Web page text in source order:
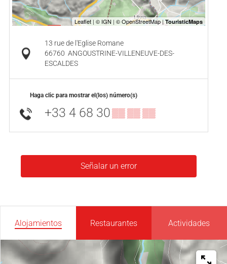
13 rue de l'Eglise Romane
66760 ANGOUSTRINE-VILLENEUVE-DES-
ESCALDES
Haga clic para mostrar el(los) número(s)
+33 4 68 30▒▒ ▒▒ ▒▒
Señalar un error
Alojamientos Restaurantes Actividades